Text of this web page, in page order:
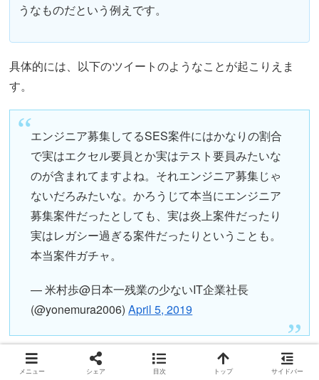
うなものだという例えです。
具体的には、以下のツイートのようなことが起こりえま
す。
エンジニア募集してるSES案件にはかなりの割合
で実はエクセル要員とか実はテスト要員みたいな
のが含まれてますよね。それエンジニア募集じゃ
ないだろみたいな。かろうじて本当にエンジニア
募集案件だったとしても、実は炎上案件だったり
実はレガシー過ぎる案件だったりということも。
本当案件ガチャ。
— 米村歩@日本一残業の少ないIT企業社長
(@yonemura2006)April 5, 2019
一説によると、家電量販店に派遣されるなんてこともあり
メニュー シェア 目次 トップ サイドバー